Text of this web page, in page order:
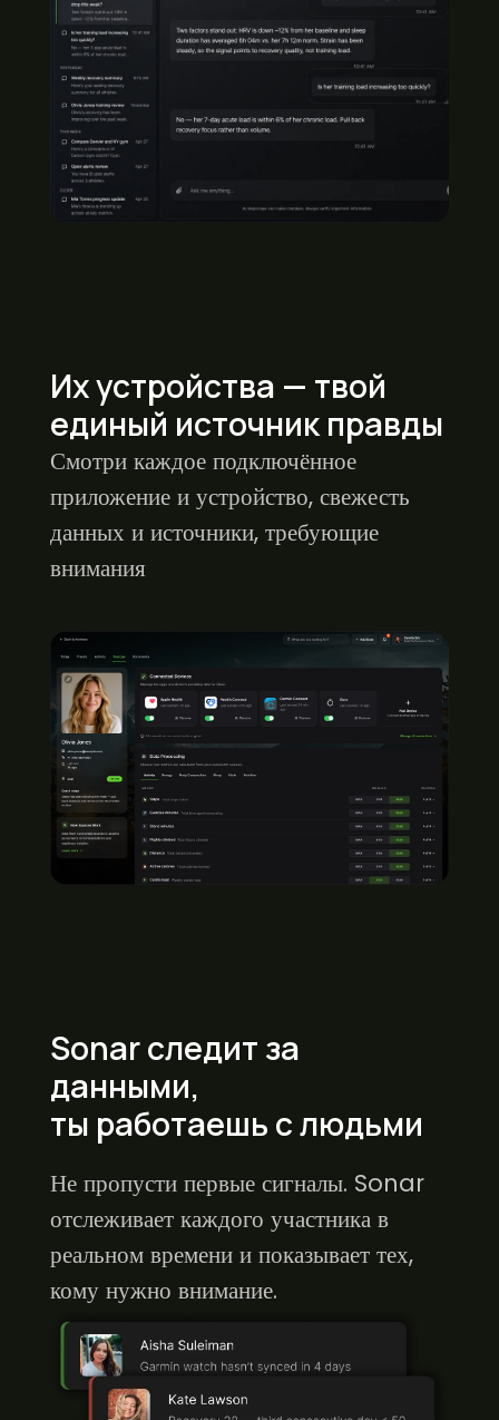
Их устройства — твой
единый источник правды
Смотри каждое подключённое
приложение и устройство, свежесть
данных и источники, требующие
внимания
Sonar следит за
данными,
ты работаешь с людьми
Не пропусти первые сигналы. Sonar
отслеживает каждого участника в
реальном времени и показывает тех,
кому нужно внимание.